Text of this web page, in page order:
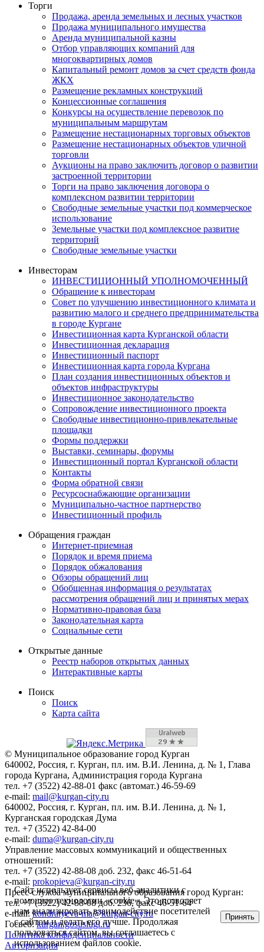
Торги
Продажа, аренда земельных и лесных участков
Продажа муниципального имущества
Аренда муниципальной казны
Отбор управляющих компаний для
многоквартирных домов
Капитальный ремонт домов за счет средств фонда
ЖКХ
Размещение рекламных конструкций
Концессионные соглашения
Конкурсы на осуществление перевозок по
муниципальным маршрутам
Размещение нестационарных торговых объектов
Размещение нестационарных объектов уличной
торговли
Аукционы на право заключить договор о развитии
застроенной территории
Торги на право заключения договора о
комплексном развитии территории
Свободные земельные участки под коммерческое
использование
Земельные участки под комплексное развитие
территорий
Свободные земельные участки
Инвесторам
ИНВЕСТИЦИОННЫЙ УПОЛНОМОЧЕННЫЙ
Обращение к инвесторам
Совет по улучшению инвестиционного климата и
развитию малого и среднего предпринимательства
в городе Кургане
Инвестиционная карта Курганской области
Инвестиционная декларация
Инвестиционный паспорт
Инвестиционная карта города Кургана
План создания инвестиционных объектов и
объектов инфраструктуры
Инвестиционное законодательство
Сопровождение инвестиционного проекта
Свободные инвестиционно-привлекательные
площадки
Формы поддержки
Выставки, семинары, форумы
Инвестиционный портал Курганской области
Контакты
Форма обратной связи
Ресурсоснабжающие организации
Муниципально-частное партнерство
Инвестиционный профиль
Обращения граждан
Интернет-приемная
Порядок и время приема
Порядок обжалования
Обзоры обращений лиц
Обобщенная информация о результатах
рассмотрения обращений лиц и принятых мерах
Нормативно-правовая база
Законодательная карта
Социальные сети
Открытые данные
Реестр наборов открытых данных
Интерактивные карты
Поиск
Поиск
Карта сайта
© Муниципальное образование город Курган
640002, Россия, г. Курган, пл. им. В.И. Ленина, д. № 1, Глава
города Кургана, Администрация города Кургана
тел. +7 (3522) 42-88-01 факс (автомат.) 46-59-69
e-mail: mail@kurgan-city.ru
640002, Россия, г. Курган, пл. им. В.И. Ленина, д. № 1,
Курганская городская Дума
тел. +7 (3522) 42-84-00
e-mail: duma@kurgan-city.ru
Управление массовых коммуникаций и общественных
отношений:
тел. +7 (3522) 42-88-08 доб. 232, факс 46-51-64
e-mail: prokopieva@kurgan-city.ru
Пресс-служба муниципального образования город Курган:
тел. +7 (3522) 42-88-08 доб. 236, факс 46-51-64
e-mail:kondratyeva-ma@kurgan-city.ru
Госвеб:kurgan.gosuslugi.ru
Политика конфиденциальности
Авторизация
Сайт использует сервисы веб-аналитики с
помощью технологии «cookie». Это позволяет
нам анализировать взаимодействие посетителей
с сайтом и делать его лучше. Продолжая
пользоваться сайтом, вы соглашаетесь с
использованием файлов cookie.
Принять